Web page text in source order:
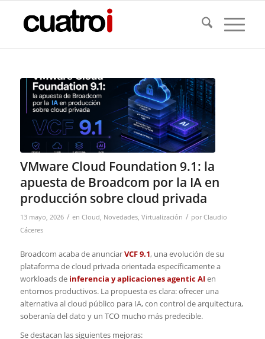
VMware Cloud Foundation 9.1: la
apuesta de Broadcom por la IA en
producción sobre cloud privada
13 mayo, 2026 / en Cloud Novedades, Virtualización / porClaudio
Cáceres
Broadcom acaba de anunciarVCF 9.1, una evolución de su
plataforma de cloud privada orientada específicamente a
workloads de inferencia y aplicaciones agentic AIen
entornos productivos. La propuesta es clara: ofrecer una
alternativa al cloud público para IA, con control de arquitectura,
soberanía del dato y un TCO mucho más predecible.
Se destacan las siguientes mejoras: